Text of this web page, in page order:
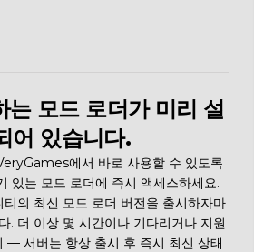
는 모드 로더가 미리 설
어 있습니다.
에서 바로 사용할 수 있도록
있는 모드 로더에 즉시 액세스하세요.
의 최신 모드 로더 버전을 출시하자마
. 더 이상 몇 시간이나 기다리거나 지원
— 서버는 항상 출시 후 즉시 최신 상태